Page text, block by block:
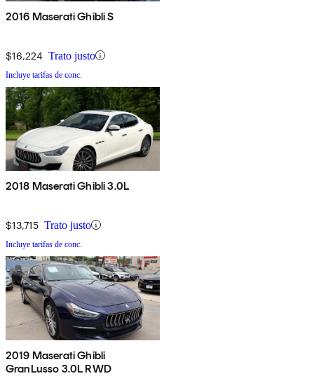
2016 Maserati Ghibli S
$16,224 Trato justo
Incluye tarifas de conc.
2018 Maserati Ghibli 3.0L
$13,715 Trato justo
Incluye tarifas de conc.
2019 Maserati Ghibli
GranLusso 3.0L RWD